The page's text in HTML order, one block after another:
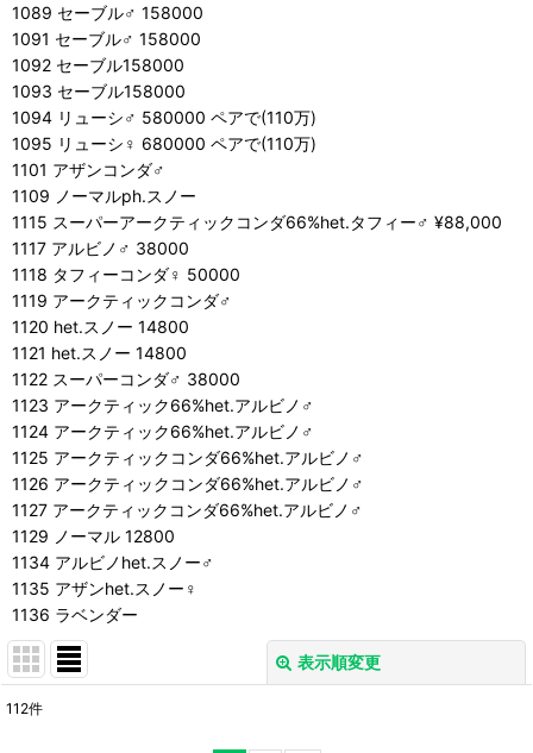
1089 セーブル♂ 158000
1091 セーブル♂ 158000
1092 セーブル158000
1093 セーブル158000
1094 リューシ♂ 580000 ペアで(110万)
1095 リューシ♀ 680000 ペアで(110万)
1101 アザンコンダ♂
1109 ノーマルph.スノー
1115 スーパーアークティックコンダ66%het.タフィー♂ ¥88,000
1117 アルビノ♂ 38000
1118 タフィーコンダ♀ 50000
1119 アークティックコンダ♂
1120 het.スノー 14800
1121 het.スノー 14800
1122 スーパーコンダ♂ 38000
1123 アークティック66%het.アルビノ♂
1124 アークティック66%het.アルビノ♂
1125 アークティックコンダ66%het.アルビノ♂
1126 アークティックコンダ66%het.アルビノ♂
1127 アークティックコンダ66%het.アルビノ♂
1129 ノーマル 12800
1134 アルビノhet.スノー♂
1135 アザンhet.スノー♀
1136 ラベンダー
表示順変更
112件